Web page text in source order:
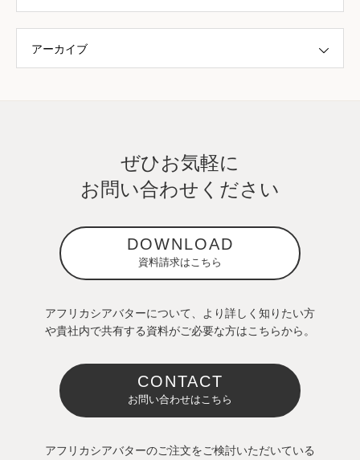
アーカイブ
ぜひお気軽に
お問い合わせください
DOWNLOAD
資料請求はこちら
アフリカシアバターについて、より詳しく知りたい方
や貴社内で共有する資料がご必要な方はこちらから。
CONTACT
お問い合わせはこちら
アフリカシアバターのご注文をご検討いただいている